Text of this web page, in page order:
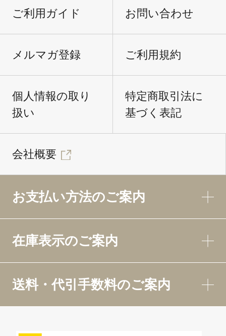
ご利用ガイド お問い合わせ
メルマガ登録 ご利用規約
個人情報の取り
扱い
特定商取引法に
基づく表記
会社概要
お支払い方法のご案内
在庫表示のご案内
送料・代引手数料のご案内